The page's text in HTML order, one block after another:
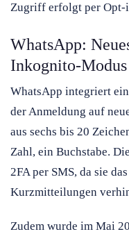
Zugriff erfolgt per Opt-
WhatsApp:
Inkognito-Modus
WhatsApp integriert
der Anmeldung auf
aus sechs bis 20
Zahl, ein Buchstabe.
2FA per SMS, da sie
Kurzmitteilungen
Zudem wurde im Mai